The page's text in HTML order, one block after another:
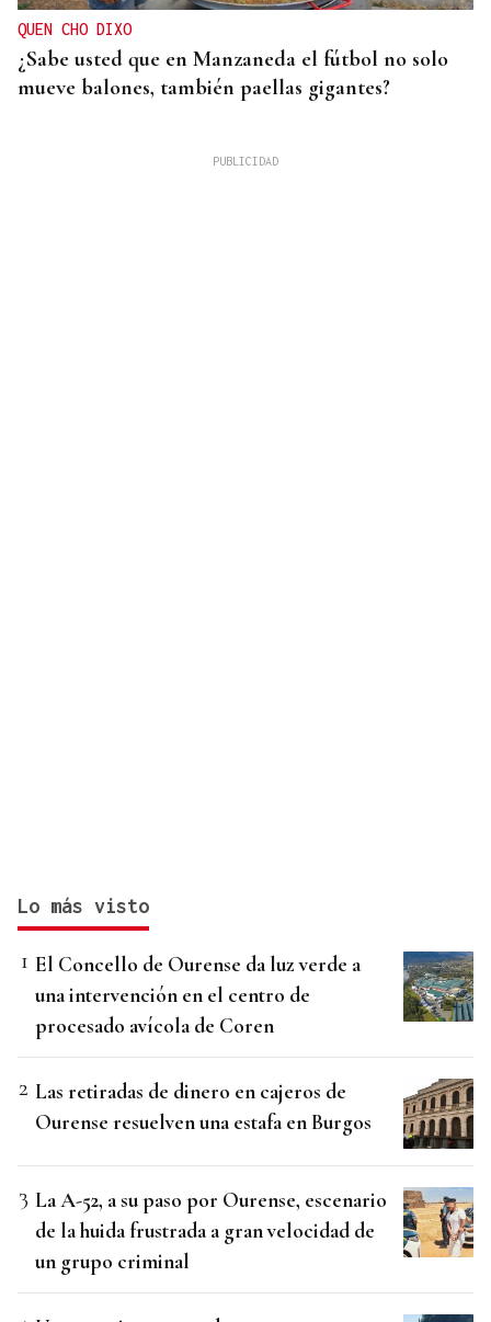
QUEN CHO DIXO
¿Sabe usted que en Manzaneda el fútbol no solo
mueve balones, también paellas gigantes?
Lo más visto
El Concello de Ourense da luz verde a
una intervención en el centro de
procesado avícola de Coren
Las retiradas de dinero en cajeros de
Ourense resuelven una estafa en Burgos
La A-52, a su paso por Ourense, escenario
de la huida frustrada a gran velocidad de
un grupo criminal